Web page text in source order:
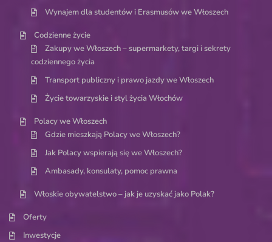
Wynajem dla studentów i Erasmusów we Włoszech
Codzienne życie
Zakupy we Włoszech – supermarkety, targi i sekrety
codziennego życia
Transport publiczny i prawo jazdy we Włoszech
Życie towarzyskie i styl życia Włochów
Polacy we Włoszech
Gdzie mieszkają Polacy we Włoszech?
Jak Polacy wspierają się we Włoszech?
Ambasady, konsulaty, pomoc prawna
Włoskie obywatelstwo – jak je uzyskać jako Polak?
Oferty
Inwestycje